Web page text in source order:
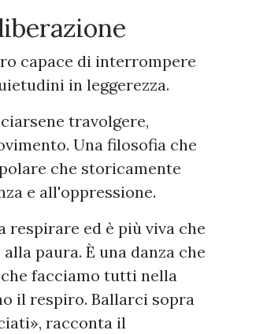
capace di interrompere
in leggerezza.
travolgere,
Una filosofia che
che storicamente
e all'oppressione.
respirare ed è più viva che
paura. È una danza che
facciamo tutti nella
il respiro. Ballarci sopra
racconta il